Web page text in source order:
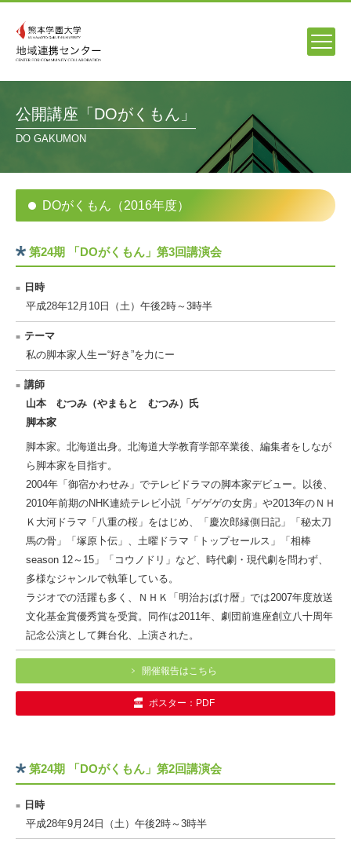
公開講座「DOがくもん」
DO GAKUMON
DOがくもん（2016年度）
第24期 「DOがくもん」第3回講演会
日時
平成28年12月10日（土）午後2時～3時半
テーマ
私の脚本家人生ー“好き”を力にー
講師
山本 むつみ（やまもと むつみ）氏
脚本家
脚本家。北海道出身。北海道大学教育学部卒業後、編集者をしなが
ら脚本家を目指す。
2004年「御宿かわせみ」でテレビドラマの脚本家デビュー。以後、
2010年前期のNHK連続テレビ小説「ゲゲゲの女房」や2013年のＮＨ
Ｋ大河ドラマ「八重の桜」をはじめ、「慶次郎縁側日記」「秘太刀
馬の骨」「塚原卜伝」、土曜ドラマ「トップセールス」「相棒
season 12～15」「コウノドリ」など、時代劇・現代劇を問わず、
多様なジャンルで執筆している。
ラジオでの活躍も多く、ＮＨＫ「明治おばけ暦」では2007年度放送
文化基金賞優秀賞を受賞。同作は2011年、劇団前進座創立八十周年
記念公演として舞台化、上演された。
開催報告はこちら
ポスター：PDF
第24期 「DOがくもん」第2回講演会
日時
平成28年9月24日（土）午後2時～3時半